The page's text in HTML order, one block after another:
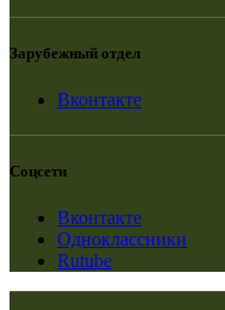
Зарубежный отдел
Вконтакте
Соцсети
Вконтакте
Одноклассники
Rutube